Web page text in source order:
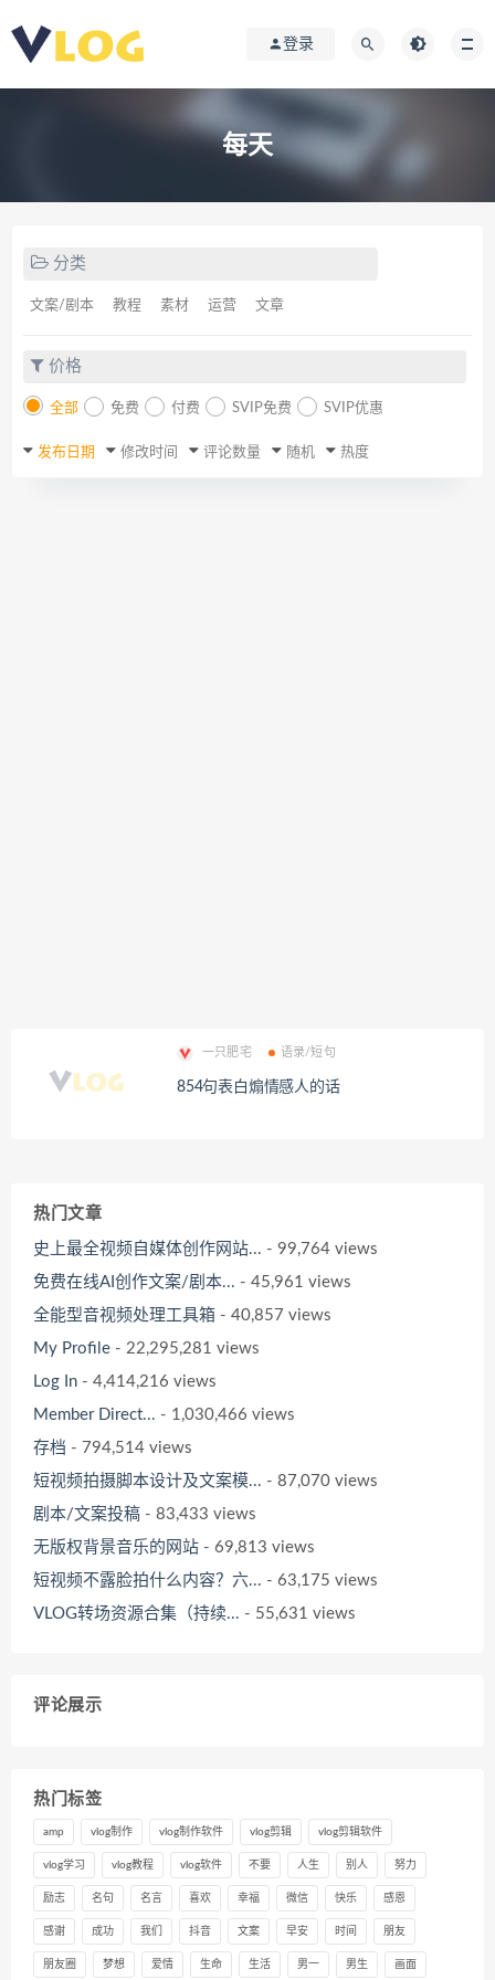
登录
每天
分类
文案/剧本 教程 素材 运营 文章
价格
全部 免费 付费 SVIP免费 SVIP优惠
发布日期 修改时间 评论数量 随机 热度
一只肥宅 语录/短句
854句表白煽情感人的话
热门文章
史上最全视频自媒体创作网站... - 99,764 views
免费在线AI创作文案/剧本... - 45,961 views
全能型音视频处理工具箱 - 40,857 views
My Profile - 22,295,281 views
Log In - 4,414,216 views
Member Direct... - 1,030,466 views
存档 - 794,514 views
短视频拍摄脚本设计及文案模... - 87,070 views
剧本/文案投稿 - 83,433 views
无版权背景音乐的网站 - 69,813 views
短视频不露脸拍什么内容？六... - 63,175 views
VLOG转场资源合集（持续... - 55,631 views
评论展示
热门标签
amp vlog制作 vlog制作软件 vlog剪辑 vlog剪辑软件
vlog学习 vlog教程 vlog软件 不要 人生 别人 努力
励志 名句 名言 喜欢 幸福 微信 快乐 感恩
感谢 成功 我们 抖音 文案 早安 时间 朋友
朋友圈 梦想 爱情 生命 生活 男一 男生 画面